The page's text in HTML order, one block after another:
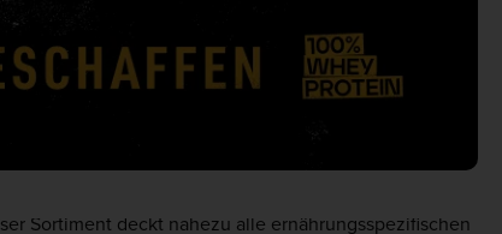
Sortiment deckt nahezu alle ernährungsspezifischen